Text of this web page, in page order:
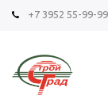
+7 3952 55-99-99